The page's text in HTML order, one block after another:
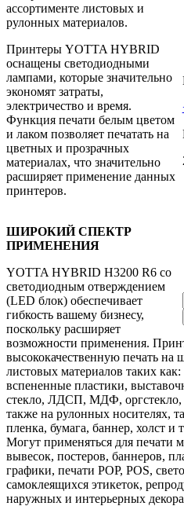
ассортименте листовых и
рулонных материалов.
Принтеры YOTTA HYBRID
оснащены светодиодными
лампами, которые значительно
экономят затраты,
электричество и время.
Функция печати белым цветом
и лаком позволяет печатать на
цветных и прозрачных
материалах, что значительно
расширяет применение данных
принтеров.
ШИРОКИЙ СПЕКТР
ПРИМЕНЕНИЯ
YOTTA HYBRID H3200 R6 со
светодиодным отверждением
(LED блок) обеспечивает
гибкость вашему бизнесу,
поскольку расширяет
возможности применения.
высококачественную печать на
листовых материалов таких
вспененные пластики,
стекло, ЛДСП, МДФ, оргстекло,
также на рулонных носителях,
пленка, бумага, баннер, холст и
Могут применяться для печати
вывесок, постеров, баннеров,
графики, печати POP, POS,
самоклеящихся этикеток,
наружных и интерьерных